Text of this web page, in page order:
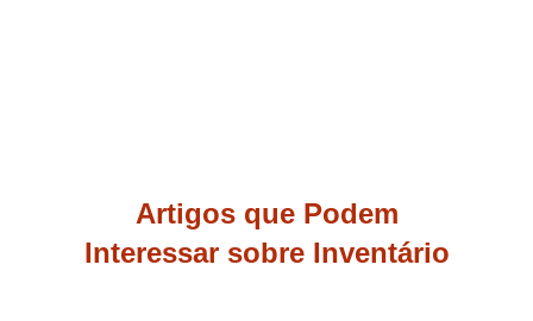
Artigos que Podem
Interessar sobre Inventário